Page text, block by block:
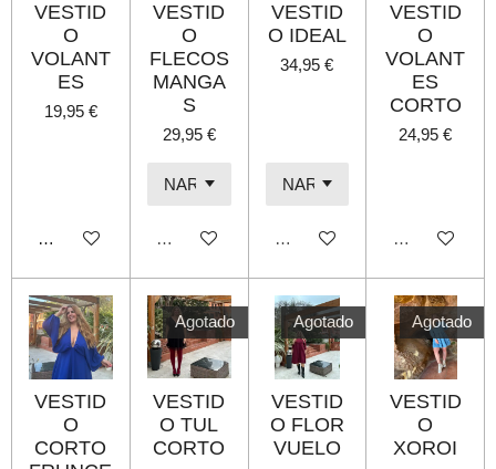
VESTID
O
VOLANT
ES
19,95 €
Añadir al carrito
VESTID
O
FLECOS
MANGA
S
29,95 €
Agotado
VESTID
O IDEAL
34,95 €
Agotado
VESTID
O
VOLANT
ES
CORTO
24,95 €
Agotado
VESTID
O
CORTO
Agotado
VESTID
O TUL
CORTO
Agotado
VESTID
O FLOR
VUELO
Agotado
VESTID
O
XOROI